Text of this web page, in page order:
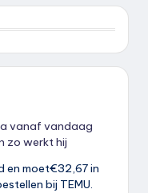
vanaf vandaag
zo werkt hij
en moet€32,67 in
bij TEMU.